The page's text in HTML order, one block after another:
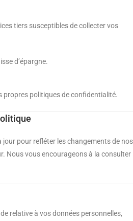
tiers susceptibles de collecter vos
d’épargne.
propres politiques de confidentialité.
jour pour refléter les changements de nos
Nous vous encourageons à la consulter
relative à vos données personnelles,